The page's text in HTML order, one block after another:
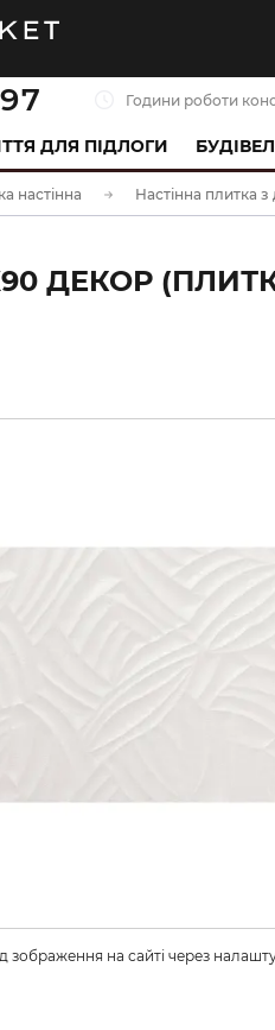
Години роботи
ДЛЯ ПІДЛОГИ
настінна Настінна плитка
ДЕКОР
зображення на сайті через